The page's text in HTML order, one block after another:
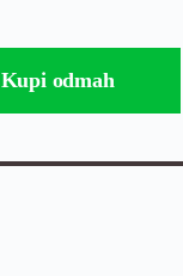
Kupi odmah